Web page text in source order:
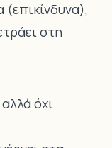
(επικίνδυνα),
στη
όχι